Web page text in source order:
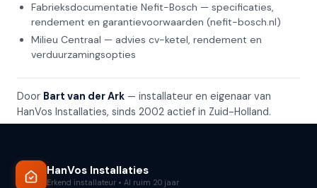
Fabrieksdocumentatie Nefit-Bosch — specificaties,
rendement en garantievoorwaarden (nefit-bosch.nl)
Milieu Centraal — advies cv-ketel, rendement en
verduurzamingsopties
Door Bart van der Ark — installateur en eigenaar van
HanVos Installaties, sinds 2002 actief in Zuid-Holland.
HanVos Installaties
Erkend installateur • Al ruim 20 jaar